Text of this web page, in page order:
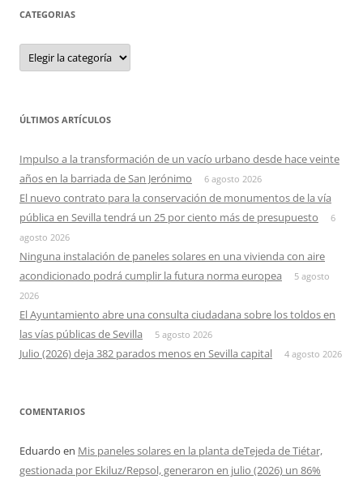
CATEGORIAS
Categorias
ÚLTIMOS ARTÍCULOS
Impulso a la transformación de un vacío urbano desde hace veinte
años en la barriada de San Jerónimo
6 agosto 2026
El nuevo contrato para la conservación de monumentos de la vía
pública en Sevilla tendrá un 25 por ciento más de presupuesto
6
agosto 2026
Ninguna instalación de paneles solares en una vivienda con aire
acondicionado podrá cumplir la futura norma europea
5 agosto
2026
El Ayuntamiento abre una consulta ciudadana sobre los toldos en
las vías públicas de Sevilla
5 agosto 2026
Julio (2026) deja 382 parados menos en Sevilla capital 4 agosto 2026
COMENTARIOS
Eduardo en Mis paneles solares en la planta deTejeda de Tiétar,
gestionada por Ekiluz/Repsol, generaron en julio (2026) un 86%